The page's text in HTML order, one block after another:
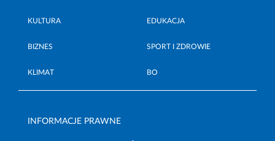
KULTURA EDUKACJA
BIZNES SPORT I ZDROWIE
KLIMAT BO
INFORMACJE PRAWNE